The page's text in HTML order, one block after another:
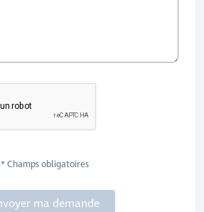
* Champs obligatoires
ma demande